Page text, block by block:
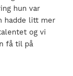
hun var
hadde litt mer
og vi
få til på